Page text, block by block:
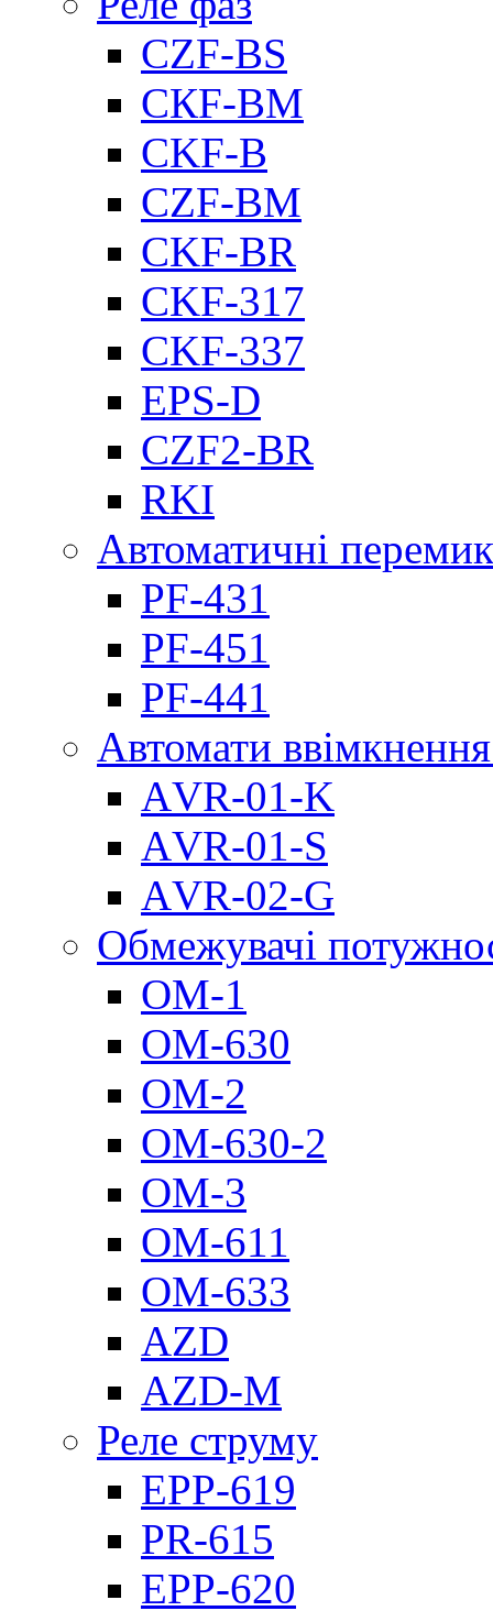
CZF-BS
CКF-BM
CKF-B
CZF-BM
CKF-BR
CKF-317
CKF-337
EPS-D
CZF2-BR
RKI
Автоматичні
PF-431
PF-451
PF-441
Автомати
АVR-01-K
АVR-01-S
АVR-02-G
Обмежувачі
ОМ-1
ОМ-630
ОМ-2
ОМ-630-2
ОМ-3
ОМ-611
ОМ-633
AZD
AZD-M
Реле струму
EPP-619
PR-615
EPP-620